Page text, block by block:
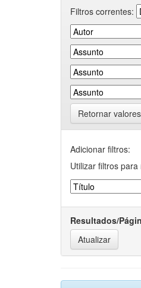
Filtros correntes:
Retornar valores
Adicionar filtros:
Utilizar filtros
Resultados/